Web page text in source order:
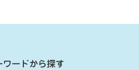
ワードから探す